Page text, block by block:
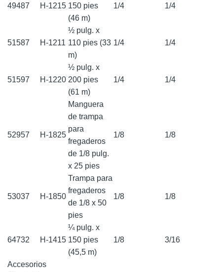
49487 H-1215 150 pies
(46 m)
1/4 1/4
51587 H-1211
½ pulg. x
110 pies (33
m)
1/4 1/4
51597 H-1220
½ pulg. x
200 pies
(61 m)
1/4 1/4
52957 H-1825
Manguera
de trampa
para
fregaderos
de 1/8 pulg.
x 25 pies
1/8 1/8
53037 H-1850
Trampa para
fregaderos
de 1/8 x 50
pies
1/8 1/8
64732 H-1415
¼ pulg. x
150 pies
(45,5 m)
1/8 3/16
Accesorios